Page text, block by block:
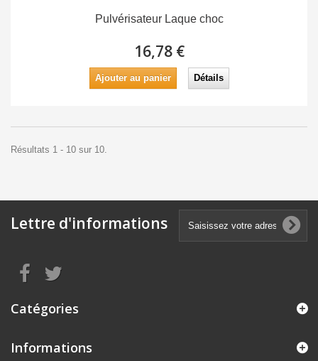
Pulvérisateur Laque choc
16,78 €
Ajouter au panier Détails
Résultats 1 - 10 sur 10.
Lettre d'informations
Catégories
Informations